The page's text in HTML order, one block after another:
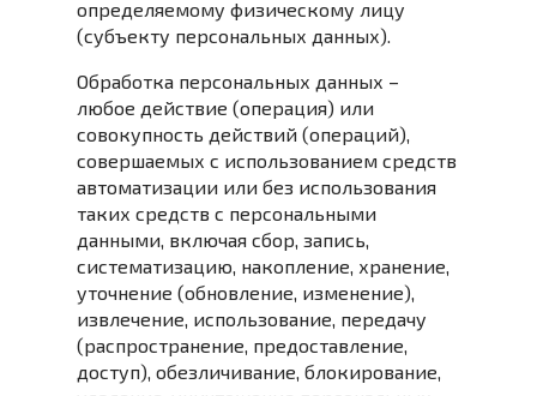
определяемому физическому лицу
(субъекту персональных данных).
Обработка персональных данных –
любое действие (операция) или
совокупность действий (операций),
совершаемых с использованием средств
автоматизации или без использования
таких средств с персональными
данными, включая сбор, запись,
систематизацию, накопление, хранение,
уточнение (обновление, изменение),
извлечение, использование, передачу
(распространение, предоставление,
доступ), обезличивание, блокирование,